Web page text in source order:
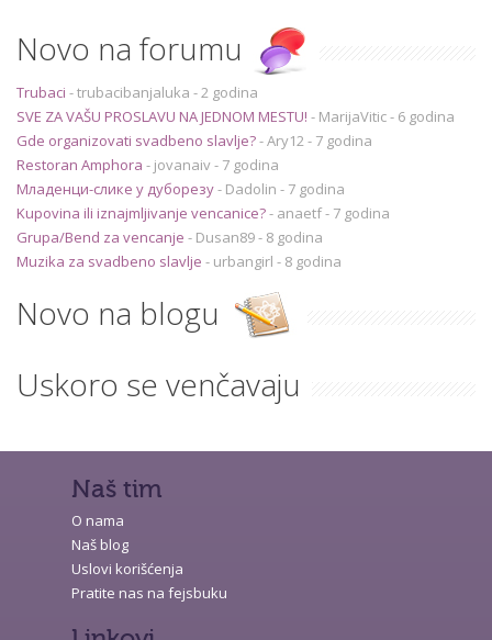
Novo na forumu
Trubaci -trubacibanjaluka - 2 godina
SVE ZA VAŠU PROSLAVU NA JEDNOM MESTU! - MarijaVitic- 6 godina
Gde organizovati svadbeno slavlje?-Ary12- 7 godina
Restoran Amphora - jovanaiv- 7 godina
Младенци-слике у дуборезу- Dadolin - 7 godina
Kupovina ili iznajmljivanje vencanice?- anaetf- 7 godina
Grupa/Bend za vencanje - Dusan89- 8 godina
Muzika za svadbeno slavlje - urbangirl - 8 godina
Novo na blogu
Uskoro se venčavaju
Naš tim
O nama
Naš blog
Uslovi korišćenja
Pratite nas na fejsbuku